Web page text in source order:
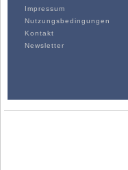
Impressum
Nutzungsbedingungen
Kontakt
Newsletter